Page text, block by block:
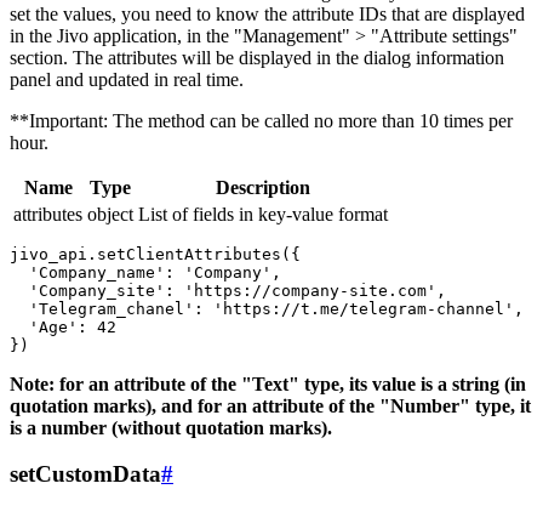
set the values, you need to know the attribute IDs that are displayed
in the Jivo application, in the "Management" > "Attribute settings"
section. The attributes will be displayed in the dialog information
panel and updated in real time.
**Important: The method can be called no more than 10 times per
hour.
Name Type
Description
attributes object List of fields in key-value format
jivo_api.setClientAttributes({
  'Company_name': 'Company',
  'Company_site': 'https://company-site.com',
  'Telegram_chanel': 'https://t.me/telegram-channel',
  'Age': 42
Note: for an attribute of the "Text" type, its value is a string (in
quotation marks), and for an attribute of the "Number" type, it
is a number (without quotation marks).
setCustomData#